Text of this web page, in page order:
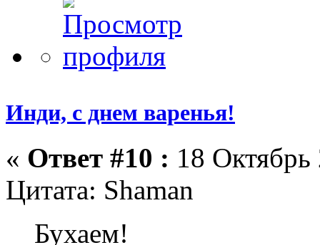
Инди, с днем варенья!
« Ответ #10 : 18
Цитата: Shaman
Бухаем!